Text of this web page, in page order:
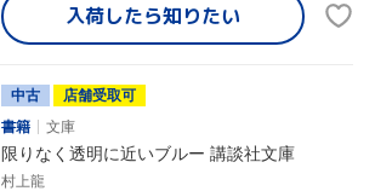
入荷したら知りたい
中古
店舗受取可
書籍
文庫
限りなく透明に近いブルー 講談社文庫
村上龍